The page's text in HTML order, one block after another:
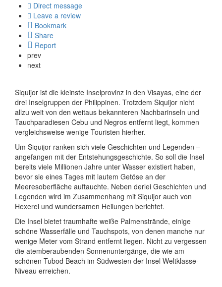
Direct message
Leave a review
Bookmark
Share
Report
prev
next
Siquijor ist die kleinste Inselprovinz in den Visayas, eine der
drei Inselgruppen der Philippinen. Trotzdem Siquijor nicht
allzu weit von den weitaus bekannteren Nachbarinseln und
Tauchparadiesen Cebu und Negros entfernt liegt, kommen
vergleichsweise wenige Touristen hierher.
Um Siquijor ranken sich viele Geschichten und Legenden –
angefangen mit der Entstehungsgeschichte. So soll die Insel
bereits viele Millionen Jahre unter Wasser existiert haben,
bevor sie eines Tages mit lautem Getöse an der
Meeresoberfläche auftauchte. Neben derlei Geschichten und
Legenden wird im Zusammenhang mit Siquijor auch von
Hexerei und wundersamen Heilungen berichtet.
Die Insel bietet traumhafte weiße Palmenstrände, einige
schöne Wasserfälle und Tauchspots, von denen manche nur
wenige Meter vom Strand entfernt liegen. Nicht zu vergessen
die atemberaubenden Sonnenuntergänge, die wie am
schönen Tubod Beach im Südwesten der Insel Weltklasse-
Niveau erreichen.